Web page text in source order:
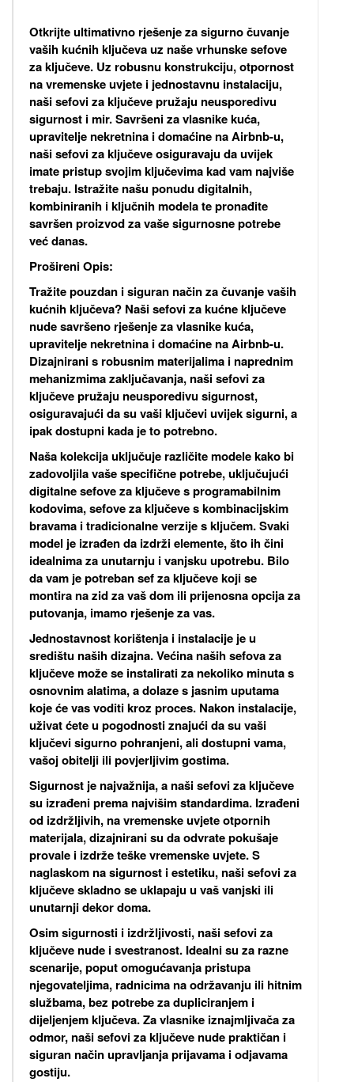
Otkrijte ultimativno rješenje za sigurno čuvanje
vaših kućnih ključeva uz naše vrhunske sefove
za ključeve. Uz robusnu konstrukciju, otpornost
na vremenske uvjete i jednostavnu instalaciju,
naši sefovi za ključeve pružaju neusporedivu
sigurnost i mir. Savršeni za vlasnike kuća,
upravitelje nekretnina i domaćine na Airbnb-u,
naši sefovi za ključeve osiguravaju da uvijek
imate pristup svojim ključevima kad vam najviše
trebaju. Istražite našu ponudu digitalnih,
kombiniranih i ključnih modela te pronađite
savršen proizvod za vaše sigurnosne potrebe
već danas.
Prošireni Opis:
Tražite pouzdan i siguran način za čuvanje vaših
kućnih ključeva? Naši sefovi za kućne ključeve
nude savršeno rješenje za vlasnike kuća,
upravitelje nekretnina i domaćine na Airbnb-u.
Dizajnirani s robusnim materijalima i naprednim
mehanizmima zaključavanja, naši sefovi za
ključeve pružaju neusporedivu sigurnost,
osiguravajući da su vaši ključevi uvijek sigurni, a
ipak dostupni kada je to potrebno.
Naša kolekcija uključuje različite modele kako bi
zadovoljila vaše specifične potrebe, uključujući
digitalne sefove za ključeve s programabilnim
kodovima, sefove za ključeve s kombinacijskim
bravama i tradicionalne verzije s ključem. Svaki
model je izrađen da izdrži elemente, što ih čini
idealnima za unutarnju i vanjsku upotrebu. Bilo
da vam je potreban sef za ključeve koji se
montira na zid za vaš dom ili prijenosna opcija za
putovanja, imamo rješenje za vas.
Jednostavnost korištenja i instalacije je u
središtu naših dizajna. Većina naših sefova za
ključeve može se instalirati za nekoliko minuta s
osnovnim alatima, a dolaze s jasnim uputama
koje će vas voditi kroz proces. Nakon instalacije,
uživat ćete u pogodnosti znajući da su vaši
ključevi sigurno pohranjeni, ali dostupni vama,
vašoj obitelji ili povjerljivim gostima.
Sigurnost je najvažnija, a naši sefovi za ključeve
su izrađeni prema najvišim standardima. Izrađeni
od izdržljivih, na vremenske uvjete otpornih
materijala, dizajnirani su da odvrate pokušaje
provale i izdrže teške vremenske uvjete. S
naglaskom na sigurnost i estetiku, naši sefovi za
ključeve skladno se uklapaju u vaš vanjski ili
unutarnji dekor doma.
Osim sigurnosti i izdržljivosti, naši sefovi za
ključeve nude i svestranost. Idealni su za razne
scenarije, poput omogućavanja pristupa
njegovateljima, radnicima na održavanju ili hitnim
službama, bez potrebe za dupliciranjem i
dijeljenjem ključeva. Za vlasnike iznajmljivača za
odmor, naši sefovi za ključeve nude praktičan i
siguran način upravljanja prijavama i odjavama
gostiju.